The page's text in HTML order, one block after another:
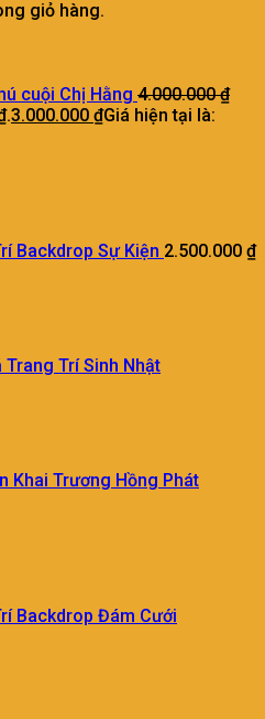
giỏ hàng.
cuội Chị Hằng 4.000.000₫
3.000.000 ₫Giá hiện tại là:
Backdrop Sự Kiện 2.500.000 ₫
Trang Trí Sinh Nhật
Khai Trương Hồng Phát
Backdrop Đám Cưới